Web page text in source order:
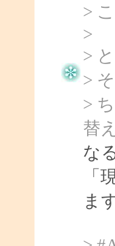
>
>
>
>
>
替
な
「
ま